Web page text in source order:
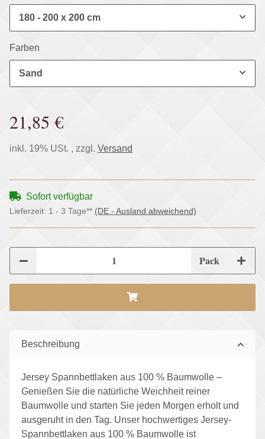
180 - 200 x 200 cm
Farben
Sand
21,85 €
inkl. 19% USt. , zzgl. Versand
Sofort verfügbar
Lieferzeit: 1 - 3 Tage** (DE - Ausland abweichend)
Pack
Beschreibung
Jersey Spannbettlaken aus 100 % Baumwolle –
Genießen Sie die natürliche Weichheit reiner
Baumwolle und starten Sie jeden Morgen erholt und
ausgeruht in den Tag. Unser hochwertiges Jersey-
Spannbettlaken aus 100 % Baumwolle ist